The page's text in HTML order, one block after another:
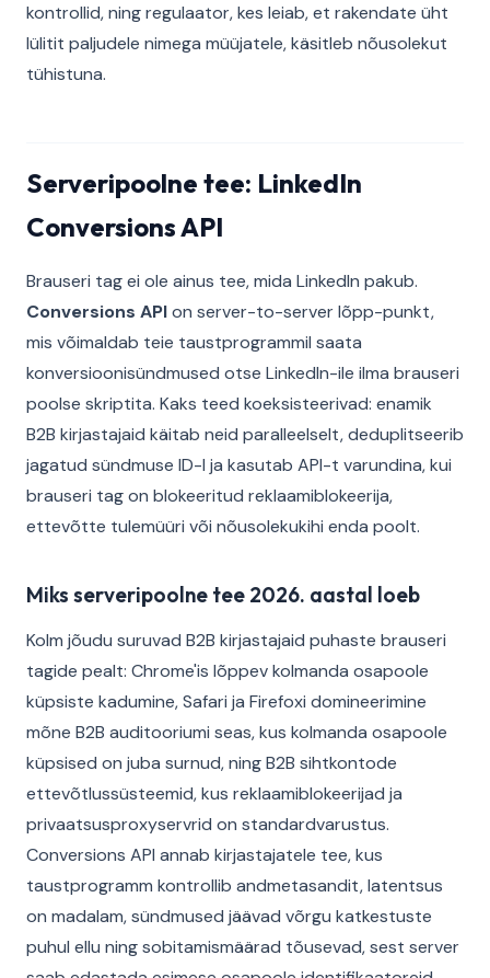
kontrollid, ning regulaator, kes leiab, et rakendate üht
lülitit paljudele nimega müüjatele, käsitleb nõusolekut
tühistuna.
Serveripoolne tee: LinkedIn
Conversions API
Brauseri tag ei ole ainus tee, mida LinkedIn pakub.
Conversions APIon server-to-server lõpp-punkt,
mis võimaldab teie taustprogrammil saata
konversioonisündmused otse LinkedIn-ile ilma brauseri
poolse skriptita. Kaks teed koeksisteerivad: enamik
B2B kirjastajaid käitab neid paralleelselt, deduplitseerib
jagatud sündmuse ID-l ja kasutab API-t varundina, kui
brauseri tag on blokeeritud reklaamiblokeerija,
ettevõtte tulemüüri või nõusolekukihi enda poolt.
Miks serveripoolne tee 2026. aastal loeb
Kolm jõudu suruvad B2B kirjastajaid puhaste brauseri
tagide pealt: Chrome'is lõppev kolmanda osapoole
küpsiste kadumine, Safari ja Firefoxi domineerimine
mõne B2B auditooriumi seas, kus kolmanda osapoole
küpsised on juba surnud, ning B2B sihtkontode
ettevõtlussüsteemid, kus reklaamiblokeerijad ja
privaatsusproxyservrid on standardvarustus.
Conversions API annab kirjastajatele tee, kus
taustprogramm kontrollib andmetasandit, latentsus
on madalam, sündmused jäävad võrgu katkestuste
puhul ellu ning sobitamismäärad tõusevad, sest server